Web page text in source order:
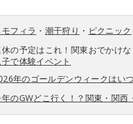
フィラ ・ 潮干狩り ・ ピクニック
の予定はこれ！関東おでかけ
で体験イベント
年のゴールデンウィークはい
のGWどこ行く！？関東・関西